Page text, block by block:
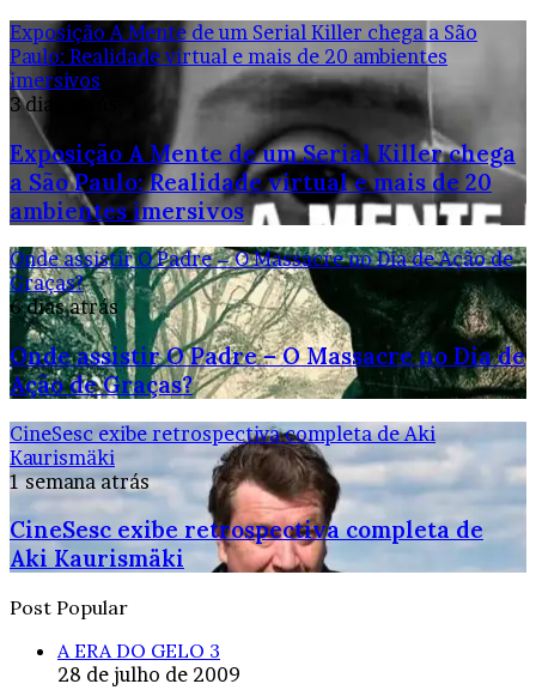
Exposição A Mente de um Serial Killer chega a São
Paulo: Realidade virtual e mais de 20 ambientes
imersivos
3 dias atrás
Exposição A Mente de um Serial Killer chega
a São Paulo: Realidade virtual e mais de 20
ambientes imersivos
Onde assistir O Padre – O Massacre no Dia de Ação de
Graças?
6 dias atrás
Onde assistir O Padre – O Massacre no Dia de
Ação de Graças?
CineSesc exibe retrospectiva completa de Aki
Kaurismäki
1 semana atrás
CineSesc exibe retrospectiva completa de
Aki Kaurismäki
Post Popular
A ERA DO GELO 3
28 de julho de 2009